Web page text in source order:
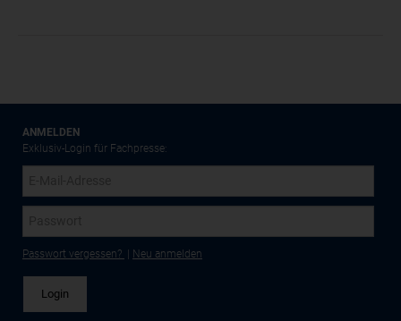
ANMELDEN
Exklusiv-Login für Fachpresse:
Passwort vergessen? Neu anmelden